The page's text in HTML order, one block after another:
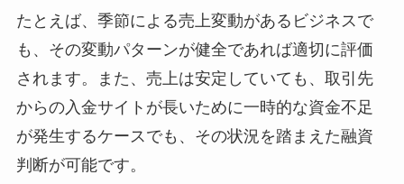
たとえば、季節による売上変動があるビジネスで
も、その変動パターンが健全であれば適切に評価
されます。また、売上は安定していても、取引先
からの入金サイトが長いために一時的な資金不足
が発生するケースでも、その状況を踏まえた融資
判断が可能です。